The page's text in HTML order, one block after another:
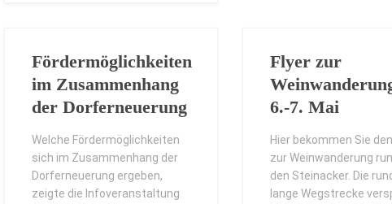
Fördermöglichkeiten
im Zusammenhang
der Dorferneuerung
Welche Fördermöglichkeiten
sich im Zusammenhang der
Dorferneuerung ergeben,
zeigte die Infoveranstaltung
Flyer zur
6.-7. Mai
Hier bekommen Sie
zur Weinwanderung
den Steinacker. Die
lange Wegstrecke